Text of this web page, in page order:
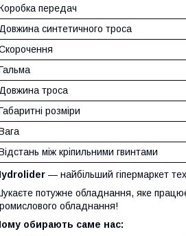
передач
Довжина синтетичного троса
Довжина троса
розміри
між кріпильними гвинтами
— найбільший гіпермаркет
потужне обладнання, яке
обладнання!
обирають саме нас: